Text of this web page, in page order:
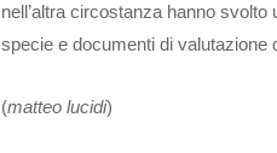
nell’altra circostanza hanno
specie e documenti di valutazione
(matteo lucidi)